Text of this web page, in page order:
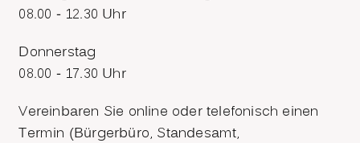
08.00 - 12.30 Uhr
Donnerstag
08.00 - 17.30 Uhr
Vereinbaren Sie online oder telefonisch einen
Termin (Bürgerbüro, Standesamt,